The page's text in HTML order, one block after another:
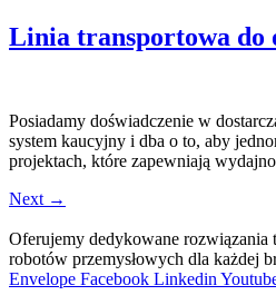
Linia transportowa do
Posiadamy doświadczenie w
system kaucyjny i dba o to, aby
projektach, które zapewniają
Next →
Oferujemy dedykowane rozwiązania
robotów przemysłowych dla każdej
Envelope Facebook Linkedin